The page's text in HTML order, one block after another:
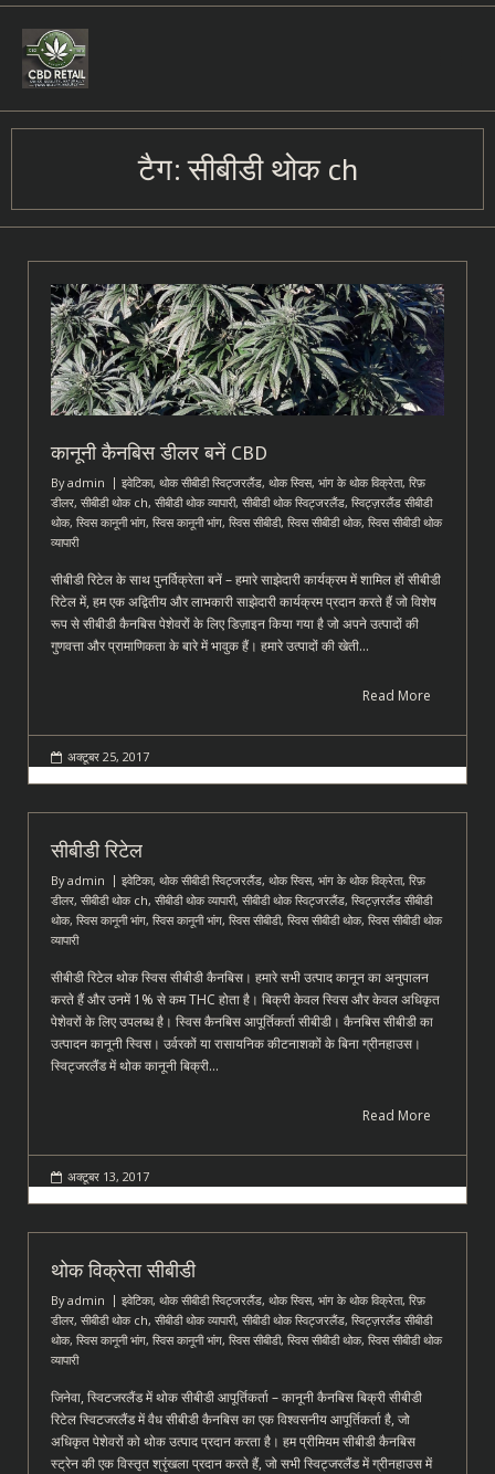
Skip
content
टैग:सीबीडी थोक ch
कानूनी कैनबिस डीलर बनें CBD
Byadmin इवेटिका, थोक सीबीडी स्विट्जरलैंड, थोक स्विस, भांग के थोक विक्रेता, रिफ़
डीलर, सीबीडी थोक ch, सीबीडी थोक व्यापारी, सीबीडी थोक स्विट्जरलैंड, स्विट्ज़रलैंड सीबीडी
थोक, स्विस कानूनी भांग, स्विस कानूनी भांग, स्विस सीबीडी, स्विस सीबीडी थोक, स्विस सीबीडी थोक
व्यापारी
सीबीडी रिटेल के साथ पुनर्विक्रेता बनें – हमारे साझेदारी कार्यक्रम में शामिल हों सीबीडी
रिटेल में, हम एक अद्वितीय और लाभकारी साझेदारी कार्यक्रम प्रदान करते हैं जो विशेष
रूप से सीबीडी कैनबिस पेशेवरों के लिए डिज़ाइन किया गया है जो अपने उत्पादों की
गुणवत्ता और प्रामाणिकता के बारे में भावुक हैं। हमारे उत्पादों की खेती…
Read More
अक्टूबर 25, 2017
सीबीडी रिटेल
Byadmin इवेटिका, थोक सीबीडी स्विट्जरलैंड, थोक स्विस, भांग के थोक विक्रेता, रिफ़
डीलर, सीबीडी थोक ch, सीबीडी थोक व्यापारी, सीबीडी थोक स्विट्जरलैंड, स्विट्ज़रलैंड सीबीडी
थोक, स्विस कानूनी भांग, स्विस कानूनी भांग, स्विस सीबीडी, स्विस सीबीडी थोक, स्विस सीबीडी थोक
व्यापारी
सीबीडी रिटेल थोक स्विस सीबीडी कैनबिस। हमारे सभी उत्पाद कानून का अनुपालन
करते हैं और उनमें 1% से कम THC होता है। बिक्री केवल स्विस और केवल अधिकृत
पेशेवरों के लिए उपलब्ध है। स्विस कैनबिस आपूर्तिकर्ता सीबीडी। कैनबिस सीबीडी का
उत्पादन कानूनी स्विस। उर्वरकों या रासायनिक कीटनाशकों के बिना ग्रीनहाउस।
स्विट्जरलैंड में थोक कानूनी बिक्री…
Read More
अक्टूबर 13, 2017
थोक विक्रेता सीबीडी
Byadmin इवेटिका, थोक सीबीडी स्विट्जरलैंड, थोक स्विस, भांग के थोक विक्रेता, रिफ़
डीलर, सीबीडी थोक ch, सीबीडी थोक व्यापारी, सीबीडी थोक स्विट्जरलैंड, स्विट्ज़रलैंड सीबीडी
थोक, स्विस कानूनी भांग, स्विस कानूनी भांग, स्विस सीबीडी, स्विस सीबीडी थोक, स्विस सीबीडी थोक
व्यापारी
जिनेवा, स्विटजरलैंड में थोक सीबीडी आपूर्तिकर्ता – कानूनी कैनबिस बिक्री सीबीडी
रिटेल स्विटजरलैंड में वैध सीबीडी कैनबिस का एक विश्वसनीय आपूर्तिकर्ता है, जो
अधिकृत पेशेवरों को थोक उत्पाद प्रदान करता है। हम प्रीमियम सीबीडी कैनबिस
स्ट्रेन की एक विस्तृत श्रृंखला प्रदान करते हैं, जो सभी स्विट्जरलैंड में ग्रीनहाउस में